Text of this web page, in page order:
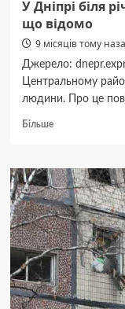
У Дніпрі біля
що відомо
9 місяців тому
Джерело:
Центральному
людини. Про це
БільшеДокладніше
Дніпрі
біля
річпорту
виявили
тіло
людини:
що
відомо